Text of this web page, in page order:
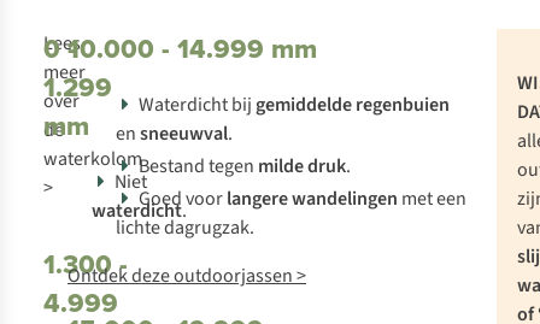
Lees
meer
over
de
waterkolom
>
0 -
1.299
mm
Niet
waterdicht.
1.300 -
4.999
10.000 - 14.999 mm
Waterdicht bij gemiddelde regenbuien
ensneeuwval.
Bestand tegen milde druk.
Goed voorlangere wandelingen met een
lichte dagrugzak.
Ontdek deze outdoorjassen >
of